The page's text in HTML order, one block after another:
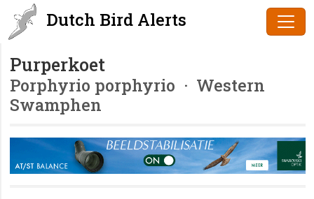
Dutch Bird Alerts
Purperkoet
Porphyrio porphyrio · Western
Swamphen